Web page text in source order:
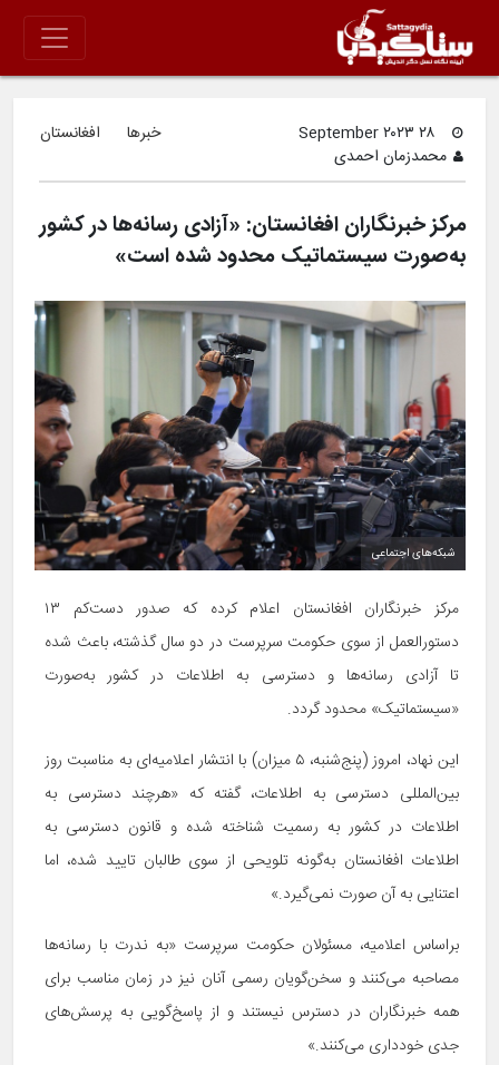
۲۸ September ۲۰۲۳
محمدزمان احمدی
خبرها افغانستان
مرکز خبرنگاران افغانستان: «آزادی‌ رسانه‌ها در کشور
به‌صورت سیستماتیک محدود شده است»
شبکه‌های اجتماعی
مرکز خبرنگاران افغانستان اعلام کرده که صدور دست‌کم ۱۳
دستورالعمل از سوی حکومت سرپرست در دو سال گذشته، باعث شده
تا آزادی رسانه‌ها و دسترسی به اطلاعات در کشور به‌صورت
«سیستماتیک» محدود گردد.
این نهاد، امروز (پنج‌شنبه، ۵ میزان) با انتشار اعلامیه‌ای به مناسبت روز
بین‌المللی دسترسی به اطلاعات، گفته که «هرچند دسترسی به
اطلاعات در کشور به رسمیت شناخته شده و قانون دسترسی به
اطلاعات افغانستان به‌گونه تلویحی از سوی طالبان تایید شده، اما
اعتنایی به‌ آن صورت نمی‌گیرد.»
براساس اعلامیه، مسئولان حکومت سرپرست «به ندرت با رسانه‌ها
مصاحبه می‌کنند و سخن‌گویان رسمی آنان نیز در زمان مناسب برای
همه خبرنگاران در دسترس نیستند و از پاسخ‌گویی به پرسش‌های
جدی خودداری می‌کنند.»